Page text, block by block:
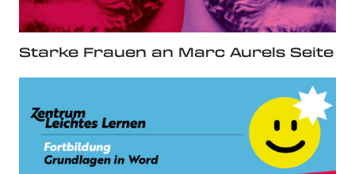
Starke Frauen an Marc Aurels Seite